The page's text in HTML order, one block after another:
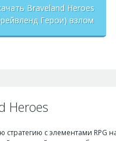
Braveland Heroes
Герои) взлом
Heroes
с элементами RPG